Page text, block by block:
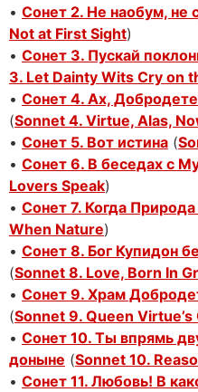
• Сонет 2. Не наобум, не
Not at First Sight)
• Сонет 3. Пускай
3. Let Dainty Wits Cry on
• Сонет 4. Ах,
(Sonnet 4. Virtue, Alas,
• Сонет 5. Вот истина (
• Сонет 6. В беседах с
Lovers Speak)
• Сонет 7. Когда
When Nature)
• Сонет 8. Бог Купидон
(Sonnet 8. Love, Born In
• Сонет 9. Храм
(Sonnet 9. Queen
• Сонет 10. Ты впрямь
доныне (Sonnet 10.
• Сонет 11. Любовь! В